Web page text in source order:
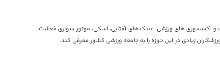
پوشاک و اکسسوری های ورزشی، عینک های آفتابی، اسکی، موتور سواری فعالیت
زیادی در این حوزه را به جامعه ورزشی کشور معرفی کند.